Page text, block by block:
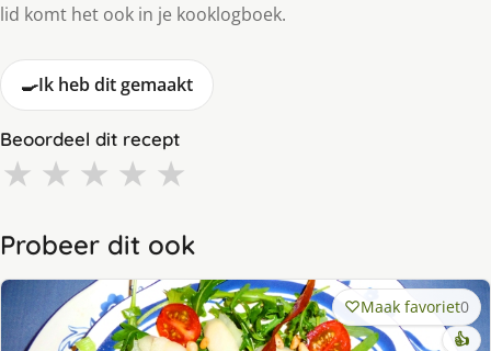
lid komt het ook in je kooklogboek.
🍳Ik heb dit gemaakt
Beoordeel dit recept
★ ★ ★ ★ ★
Probeer dit ook
Maak favoriet0
👍